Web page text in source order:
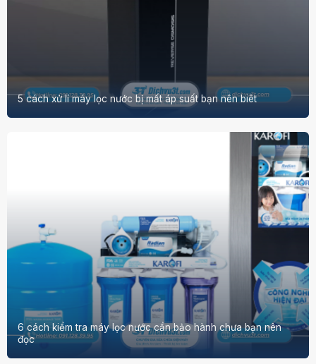
5 cách xử lí máy lọc nước bị mất áp suất bạn nên biêt
6 cách kiểm tra máy lọc nước cần bảo hành chưa bạn nên
đọc